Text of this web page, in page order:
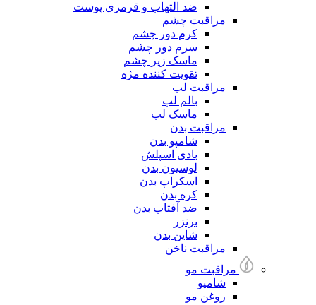
ضد التهاب و قرمزی پوست
مراقبت چشم
کرم دور چشم
سرم دور چشم
ماسک زیر چشم
تقویت کننده مژه
مراقبت لب
بالم لب
ماسک لب
مراقبت بدن
شامپو بدن
بادی اسپلش
لوسیون بدن
اسکراپ بدن
کره بدن
ضد آفتاب بدن
برنزر
شاین بدن
مراقبت ناخن
مراقبت مو
شامپو
روغن مو